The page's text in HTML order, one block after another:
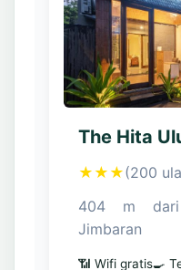
The Hita
★★★(200
404 m dari
Jimbaran
📶 Wifi gratis🍳